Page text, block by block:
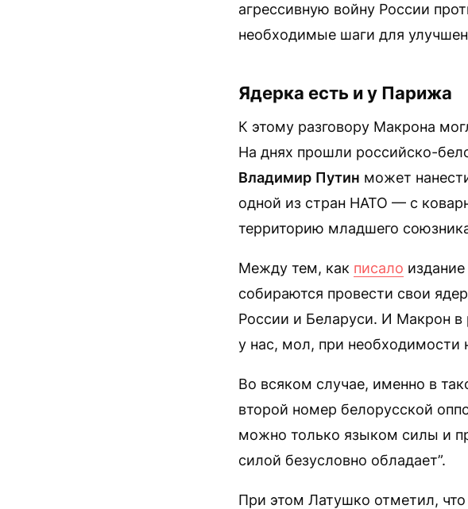
агрессивную войну России
необходимые шаги для
Ядерка есть и у Парижа
К этому разговору Макрона
На днях прошли российско-
Владимир Путин может
одной из стран НАТО — с
территорию младшего
Между тем, как писало издание
собираются провести свои
России и Беларуси. И Макрон в
у нас, мол, при необходимости
Во всяком случае, именно в
второй номер белорусской
можно только языком силы и
силой безусловно обладает”.
При этом Латушко отметил, что